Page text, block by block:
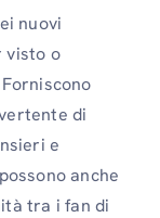
nuovi
visto o
di
e
anche
tra i fan di